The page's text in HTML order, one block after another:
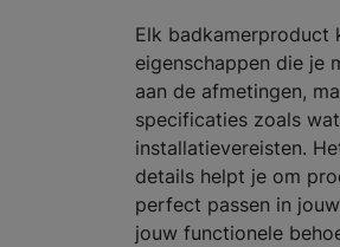
Elk badkamerproduct
eigenschappen die je
aan de afmetingen,
specificaties zoals
installatievereisten.
details helpt je om
perfect passen in
jouw functionele